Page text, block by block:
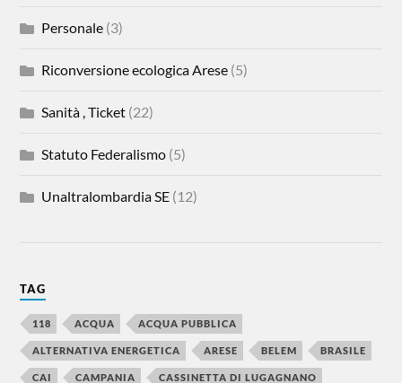
Personale (3)
Riconversione ecologica Arese (5)
Sanità , Ticket (22)
Statuto Federalismo (5)
Unaltralombardia SE (12)
TAG
118 ACQUA ACQUA PUBBLICA
ALTERNATIVA ENERGETICA ARESE BELEM BRASILE
CAI CAMPANIA CASSINETTA DI LUGAGNANO